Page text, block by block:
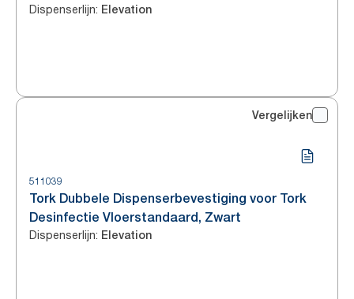
Dispenserlijn: Elevation
Vergelijken
511039
Tork Dubbele Dispenserbevestiging voor Tork
Desinfectie Vloerstandaard, Zwart
Dispenserlijn: Elevation